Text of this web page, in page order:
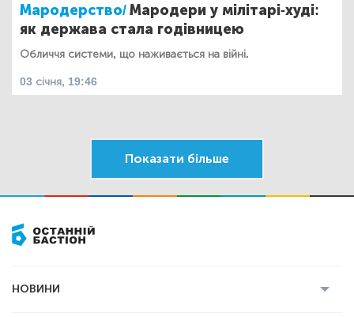
Мародерство/Мародери у мілітарі-худі:
як держава стала годівницею
Обличчя системи, що наживається на війні.
03 січня, 19:46
Показати більше
НОВИНИ